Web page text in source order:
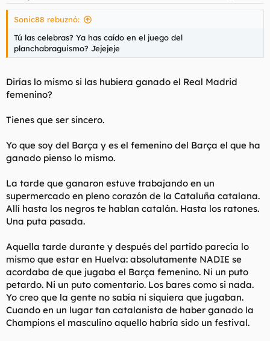
s
Sonic88 rebuznó:
Tú las celebras? Ya has caído en el juego del
planchabraguismo? Jejejeje
Dirías lo mismo si las hubiera ganado el Real Madrid
femenino?
Tienes que ser sincero.
Yo que soy del Barça y es el femenino del Barça el que ha
ganado pienso lo mismo.
La tarde que ganaron estuve trabajando en un
supermercado en pleno corazón de la Cataluña catalana.
Allí hasta los negros te hablan catalán. Hasta los ratones.
Una puta pasada.
Aquella tarde durante y después del partido parecía lo
mismo que estar en Huelva: absolutamente NADIE se
acordaba de que jugaba el Barça femenino. Ni un puto
petardo. Ni un puto comentario. Los bares como si nada.
Yo creo que la gente no sabía ni siquiera que jugaban.
Cuando en un lugar tan catalanista de haber ganado la
Champions el masculino aquello habría sido un festival.